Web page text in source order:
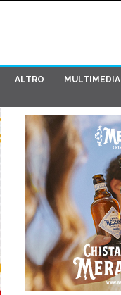
ALTRO MULTIMEDIA